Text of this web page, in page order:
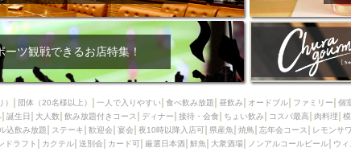
お洒落なトイレ
ランチバイキング フルーツハイボール 飲み
トビール
鉄板焼き 幹事様特典 おばんざい チーズタッカ
周辺
秋限定メニュー 春限定メニュー フレンチ 夏限定メ
レット
赤嶺駅周辺 シードル 那覇空港駅周辺 儀保駅周辺
ーツ観戦できるお店特集！
団体（20名様以上） 一人で入りやすい 食べ飲み放題 昼飲み オードブル ファミリー 個
誕生日 大人数 飲み放題付きコース ディナー 接待・会食 ちょい飲み コスパ最高 肉料理
込飲み放題 ステーキ 歓迎会 宴会 夜10時以降入店可 県産魚 焼鳥 忘年会コース レモンサ
ドラフト カクテル 送別会 カード可 厳選日本酒 鮮魚 大衆酒場 ノンアルコールビール ウィ